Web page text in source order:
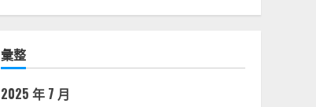
彙整
2025 年 7 月